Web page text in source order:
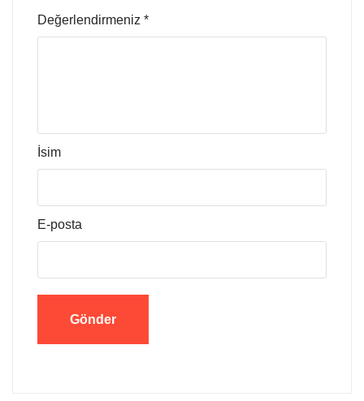
Değerlendirmeniz *
İsim
E-posta